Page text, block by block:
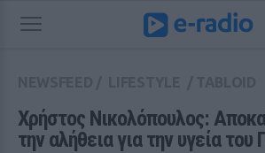
Χρήστος Νικολόπουλος:
την αλήθεια για την υγεία